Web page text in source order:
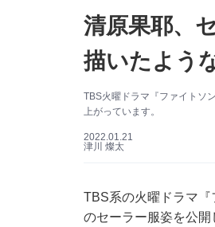
清原果耶、
描いたよう
TBS火曜ドラマ『ファイトソ
上がっています。
2022.01.21
津川 燦太
TBS系の火曜ドラマ
のセーラー服姿を公開